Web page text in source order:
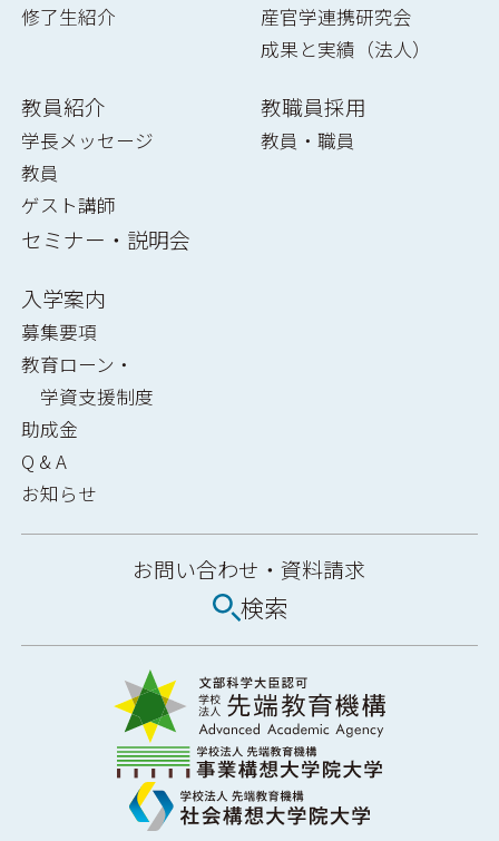
修了生紹介
産官学連携研究会
成果と実績（法人）
教員紹介
学長メッセージ
教員
ゲスト講師
セミナー・説明会
教職員採用
教員・職員
入学案内
募集要項
教育ローン・
学資支援制度
助成金
Q & A
お知らせ
お問い合わせ・資料請求
検索